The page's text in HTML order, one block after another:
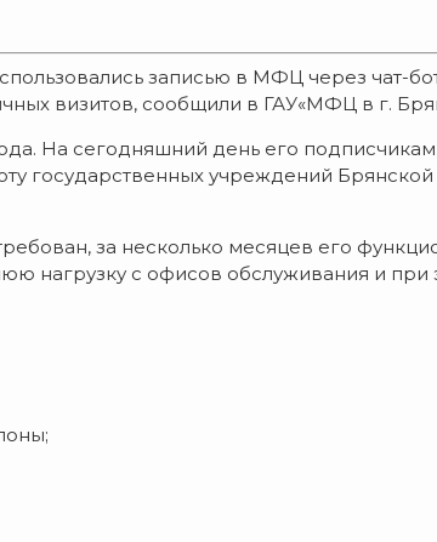
записью в МФЦ через
визитов, сообщили в ГАУ«МФЦ в г.
На сегодняшний день его
государственных учреждений Брянской
за несколько месяцев его
нагрузку с офисов обслуживания и